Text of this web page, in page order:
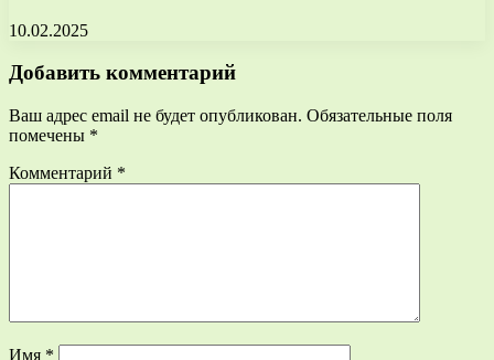
10.02.2025
Добавить комментарий
Ваш адрес email не будет опубликован. Обязательные поля
помечены *
Комментарий *
Имя *